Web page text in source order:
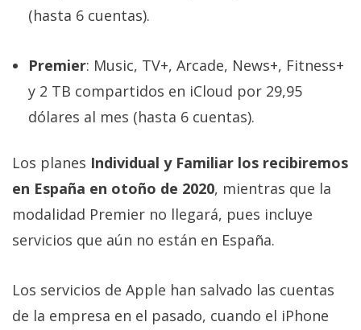
(hasta 6 cuentas).
Premier: Music, TV+, Arcade, News+, Fitness+
y 2 TB compartidos en iCloud por 29,95
dólares al mes (hasta 6 cuentas).
Los planes Individual y Familiar los recibiremos
en España en otoño de 2020, mientras que la
modalidad Premier no llegará, pues incluye
servicios que aún no están en España.
Los servicios de Apple han salvado las cuentas
de la empresa en el pasado, cuando el iPhone